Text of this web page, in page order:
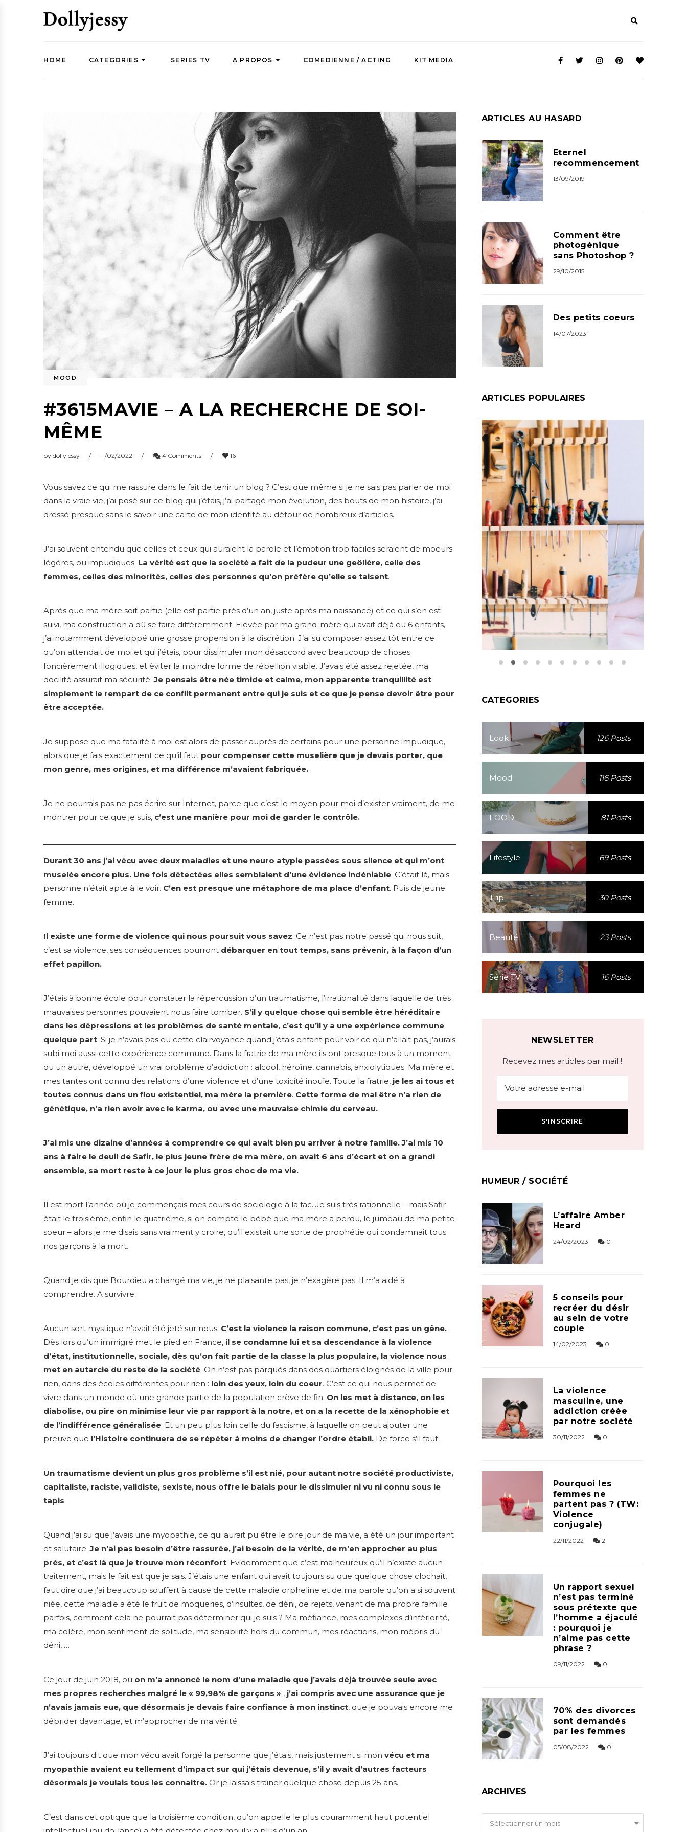
HOME CATEGORIES SERIES TV A PROPOS COMEDIENNE / ACTING KIT MEDIA
MOOD
#3615MAVIE – A LA RECHERCHE DE SOI-
MÊME
by dollyjessy 11/02/2022 4 Comments 16
Vous savez ce qui me rassure dans le fait de tenir un blog ? C’est que même si je ne sais pas parler de moi
dans la vraie vie, j’ai posé sur ce blog qui j’étais, j’ai partagé mon évolution, des bouts de mon histoire, j’ai
dressé presque sans le savoir une carte de mon identité au détour de nombreux d’articles.
J’ai souvent entendu que celles et ceux qui auraient la parole et l’émotion trop faciles seraient de moeurs
légères, ou impudiques. La vérité est que la société a fait de la pudeur une geôlière, celle des
femmes, celles des minorités, celles des personnes qu’on préfère qu’elle se taisent.
Après que ma mère soit partie (elle est partie près d’un an, juste après ma naissance) et ce qui s’en est
suivi, ma construction a dû se faire différemment. Elevée par ma grand-mère qui avait déjà eu 6 enfants,
j’ai notamment développé une grosse propension à la discrétion. J’ai su composer assez tôt entre ce
qu’on attendait de moi et qui j’étais, pour dissimuler mon désaccord avec beaucoup de choses
foncièrement illogiques, et éviter la moindre forme de rébellion visible. J’avais été assez rejetée, ma
docilité assurait ma sécurité.Je pensais être née timide et calme, mon apparente tranquillité est
simplement le rempart de ce conflit permanent entre qui je suis et ce que je pense devoir être pour
être acceptée.
Je suppose que ma fatalité à moi est alors de passer auprès de certains pour une personne impudique,
alors que je fais exactement ce qu’il faut pour compenser cette muselière que je devais porter, que
mon genre, mes origines, et ma différence m’avaient fabriquée.
Je ne pourrais pas ne pas écrire sur Internet, parce que c’est le moyen pour moi d’exister vraiment, de me
montrer pour ce que je suis, c’est une manière pour moi de garder le contrôle.
Durant 30 ans j’ai vécu avec deux maladies et une neuro atypie passées sous silence et qui m’ont
muselée encore plus. Une fois détectées elles semblaient d’une évidence indéniable. C’était là, mais
personne n’était apte à le voir. C’en est presque une métaphore de ma place d’enfant. Puis de jeune
femme.
Il existe une forme de violence qui nous poursuit vous savez. Ce n’est pas notre passé qui nous suit,
c’est sa violence, ses conséquences pourront débarquer en tout temps, sans prévenir, à la façon d’un
effet papillon.
J’étais à bonne école pour constater la répercussion d’un traumatisme, l’irrationalité dans laquelle de très
mauvaises personnes pouvaient nous faire tomber. S’il y quelque chose qui semble être héréditaire
dans les dépressions et les problèmes de santé mentale, c’est qu’il y a une expérience commune
quelque part. Si je n’avais pas eu cette clairvoyance quand j’étais enfant pour voir ce qui n’allait pas, j’aurais
subi moi aussi cette expérience commune. Dans la fratrie de ma mère ils ont presque tous à un moment
ou un autre, développé un vrai problème d’addiction : alcool, héroïne, cannabis, anxiolytiques. Ma mère et
mes tantes ont connu des relations d’une violence et d’une toxicité inouïe. Toute la fratrie, je les ai tous et
toutes connus dans un flou existentiel, ma mère la première. Cette forme de mal être n’a rien de
génétique, n’a rien avoir avec le karma, ou avec une mauvaise chimie du cerveau.
J’ai mis une dizaine d’années à comprendre ce qui avait bien pu arriver à notre famille. J’ai mis 10
ans à faire le deuil de Safir, le plus jeune frère de ma mère, on avait 6 ans d’écart et on a grandi
ensemble, sa mort reste à ce jour le plus gros choc de ma vie.
Il est mort l’année où je commençais mes cours de sociologie à la fac. Je suis très rationnelle – mais Safir
était le troisième, enfin le quatrième, si on compte le bébé que ma mère a perdu, le jumeau de ma petite
soeur – alors je me disais sans vraiment y croire, qu’il existait une sorte de prophétie qui condamnait tous
nos garçons à la mort.
Quand je dis que Bourdieu a changé ma vie, je ne plaisante pas, je n’exagère pas. Il m’a aidé à
comprendre. A survivre.
Aucun sort mystique n’avait été jeté sur nous. C’est la violence la raison commune, c’est pas un gêne.
Dès lors qu’un immigré met le pied en France, il se condamne lui et sa descendance à la violence
d’état, institutionnelle, sociale, dès qu’on fait partie de la classe la plus populaire, la violence nous
met en autarcie du reste de la société. On n’est pas parqués dans des quartiers éloignés de la ville pour
rien, dans des écoles différentes pour rien : loin des yeux, loin du coeur. C’est ce qui nous permet de
vivre dans un monde où une grande partie de la population crève de fin. On les met à distance, on les
diabolise, ou pire on minimise leur vie par rapport à la notre, et on a la recette de la xénophobie et
de l’indifférence généralisée. Et un peu plus loin celle du fascisme, à laquelle on peut ajouter une
preuve que l’Histoire continuera de se répéter à moins de changer l’ordre établi. De force s’il faut.
Un traumatisme devient un plus gros problème s’il est nié, pour autant notre société productiviste,
capitaliste, raciste, validiste, sexiste, nous offre le balais pour le dissimuler ni vu ni connu sous le
tapis.
Quand j’ai su que j’avais une myopathie, ce qui aurait pu être le pire jour de ma vie, a été un jour important
et salutaire.Je n’ai pas besoin d’être rassurée, j’ai besoin de la vérité, de m’en approcher au plus
près, et c’est là que je trouve mon réconfort. Evidemment que c’est malheureux qu’il n’existe aucun
traitement, mais le fait est que je sais. J’étais une enfant qui avait toujours su que quelque chose clochait,
faut dire que j’ai beaucoup souffert à cause de cette maladie orpheline et de ma parole qu’on a si souvent
niée, cette maladie a été le fruit de moqueries, d’insultes, de déni, de rejets, venant de ma propre famille
parfois, comment cela ne pourrait pas déterminer qui je suis ? Ma méfiance, mes complexes d’infériorité,
ma colère, mon sentiment de solitude, ma sensibilité hors du commun, mes réactions, mon mépris du
déni, …
Ce jour de juin 2018, où on m’a annoncé le nom d’une maladie que j’avais déjà trouvée seule avec
mes propres recherches malgré le « 99,98% de garçons » , j’ai compris avec une assurance que je
n’avais jamais eue, que désormais je devais faire confiance à mon instinct, que je pouvais encore me
débrider davantage, et m’approcher de ma vérité.
J’ai toujours dit que mon vécu avait forgé la personne que j’étais, mais justement si mon vécu et ma
myopathie avaient eu tellement d’impact sur qui j’étais devenue, s’il y avait d’autres facteurs
désormais je voulais tous les connaitre. Or je laissais trainer quelque chose depuis 25 ans.
C’est dans cet optique que la troisième condition, qu’on appelle le plus couramment haut potentiel
ARTICLES AU HASARD
Eternel
recommencement
13/09/2019
Comment être
photogénique
sans Photoshop ?
29/10/2015
Des petits coeurs
14/07/2023
ARTICLES POPULAIRES
CATEGORIES
Look 126 Posts
Mood 116 Posts
FOOD 81 Posts
Lifestyle 69 Posts
Trip 30 Posts
Beauté 23 Posts
Série TV 16 Posts
NEWSLETTER
Recevez mes articles par mail !
HUMEUR / SOCIÉTÉ
L’affaire Amber
Heard
24/02/2023 0
5 conseils pour
recréer du désir
au sein de votre
couple
14/02/2023 0
La violence
masculine, une
addiction créée
par notre société
30/11/2022 0
Pourquoi les
femmes ne
partent pas ? (TW:
Violence
conjugale)
22/11/2022 2
Un rapport sexuel
n’est pas terminé
sous prétexte que
l’homme a éjaculé
: pourquoi je
n’aime pas cette
phrase ?
09/11/2022 0
70% des divorces
sont demandés
par les femmes
05/08/2022 0
ARCHIVES
Archives
Sélectionner un mois